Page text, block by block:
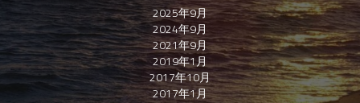
2025年9月
2024年9月
2021年9月
2019年1月
2017年10月
2017年1月